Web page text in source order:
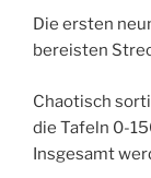
Die ersten
bereisten
Chaotisch
die Tafeln 0-
Insgesamt